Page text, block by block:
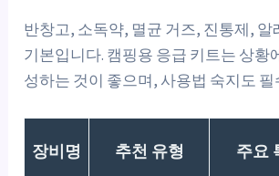
반창고, 소독약, 멸균 거즈, 진통제, 알
기본입니다. 캠핑용 응급 키트는 상황
성하는 것이 좋으며, 사용법 숙지도 필
장비명 추천 유형 주요